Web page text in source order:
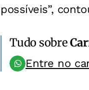
possíveis”,
Tudo sobre
Entre no